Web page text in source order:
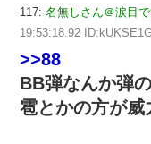
117: 名無しさん＠涙目
19:53:18.92
>>88
BB弾なんか弾
雹とかの方が威